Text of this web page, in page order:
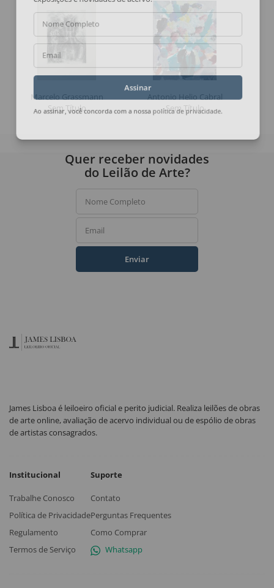
Marcelo Grassmann
Sem Título
Antonio Helio Cabral
Sem Título
Nome Completo
Email
Assinar
Quer receber novidades
do Leilão de Arte?
Nome Completo
Email
Enviar
James Lisboa é leiloeiro oficial e perito judicial. Realiza leilões de obras
de arte online, avaliação de acervo individual ou de espólio de obras
de artistas consagrados.
Institucional
Trabalhe Conosco
Política de Privacidade
Regulamento
Termos de Serviço
Suporte
Contato
Perguntas Frequentes
Como Comprar
Whatsapp